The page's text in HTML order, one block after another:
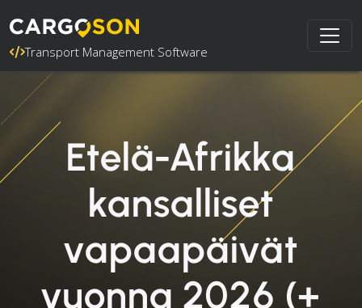
Transport Management Software
Etelä-Afrikka
kansalliset
vapaapäivät
vuonna 2026 (+